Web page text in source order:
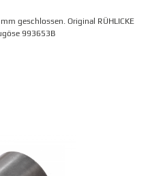
geschlossen. Original RÜHLICKE
993653B